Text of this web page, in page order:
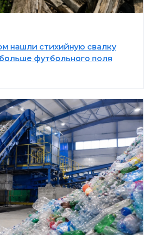
нашли стихийную свалку
футбольного поля